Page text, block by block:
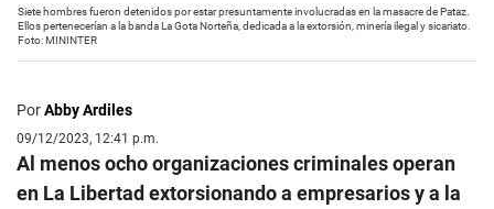
Siete hombres fueron detenidos por estar presuntamente involucradas en la masacre de Pataz.
Ellos pertenecerían a la banda La Gota Norteña, dedicada a la extorsión, minería ilegal y sicariato.
Foto: MININTER
PorAbby Ardiles
09/12/2023, 12:41 p.m.
Al menos ocho organizaciones criminales operan
en La Libertad extorsionando a empresarios y a la